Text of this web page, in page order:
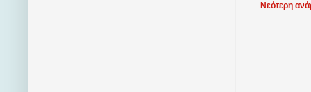
Νεότερη